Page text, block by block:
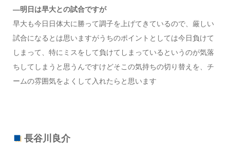
―明日は早大との試合ですが
早大も今日日体大に勝って調子を上げてきているので、厳しい
試合になるとは思いますがうちのポイントとしては今日負けて
しまって、特にミスをして負けてしまっているというのが気落
ちしてしまうと思うんですけどそこの気持ちの切り替えを、チ
ームの雰囲気をよくして入れたらと思います
長谷川良介